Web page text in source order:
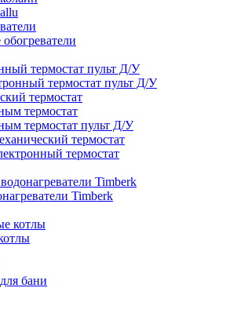
термостат пульт Д/У
термостат пульт Д/У
термостат
термостат
термостат пульт Д/У
термостат
термостат
Timberk
Timberk
котлы
бани